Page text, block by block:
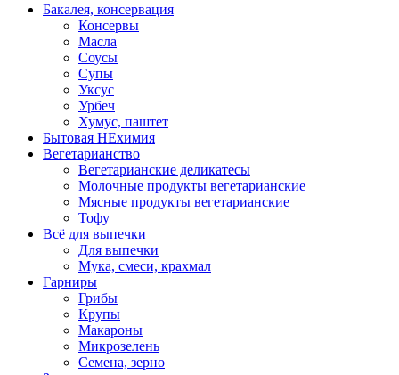
Бакалея, консервация
Консервы
Масла
Соусы
Супы
Уксус
Урбеч
Хумус, паштет
Бытовая НЕхимия
Вегетарианство
Вегетарианские деликатесы
Молочные продукты вегетарианские
Мясные продукты вегетарианские
Тофу
Всё для выпечки
Для выпечки
Мука, смеси, крахмал
Гарниры
Грибы
Крупы
Макароны
Микрозелень
Семена, зерно